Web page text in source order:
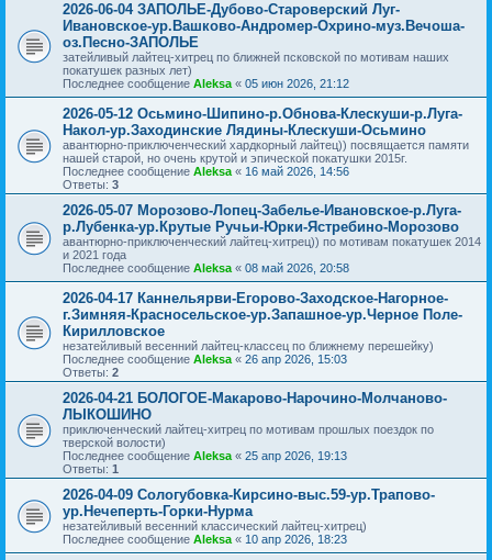
2026-06-04 ЗАПОЛЬЕ-Дубово-Староверский Луг-
Ивановское-ур.Вашково-Андромер-Охрино-муз.Вечоша-
оз.Песно-ЗАПОЛЬЕ
затейливый лайтец-хитрец по ближней псковской по мотивам наших
покатушек разных лет)
Последнее сообщение Aleksa « 05 июн 2026, 21:12
2026-05-12 Осьмино-Шипино-р.Обнова-Клескуши-р.Луга-
Накол-ур.Заходинские Лядины-Клескуши-Осьмино
авантюрно-приключенческий хардкорный лайтец)) посвящается памяти
нашей старой, но очень крутой и эпической покатушки 2015г.
Последнее сообщение Aleksa « 16 май 2026, 14:56
Ответы: 3
2026-05-07 Морозово-Лопец-Забелье-Ивановское-р.Луга-
р.Лубенка-ур.Крутые Ручьи-Юрки-Ястребино-Морозово
авантюрно-приключенческий лайтец-хитрец)) по мотивам покатушек 2014
и 2021 года
Последнее сообщение Aleksa « 08 май 2026, 20:58
2026-04-17 Каннельярви-Егорово-Заходское-Нагорное-
г.Зимняя-Красносельское-ур.Запашное-ур.Черное Поле-
Кирилловское
незатейливый весенний лайтец-классец по ближнему перешейку)
Последнее сообщение Aleksa « 26 апр 2026, 15:03
Ответы: 2
2026-04-21 БОЛОГОЕ-Макарово-Нарочино-Молчаново-
ЛЫКОШИНО
приключенческий лайтец-хитрец по мотивам прошлых поездок по
тверской волости)
Последнее сообщение Aleksa « 25 апр 2026, 19:13
Ответы: 1
2026-04-09 Сологубовка-Кирсино-выс.59-ур.Трапово-
ур.Нечеперть-Горки-Нурма
незатейливый весенний классический лайтец-хитрец)
Последнее сообщение Aleksa « 10 апр 2026, 18:23